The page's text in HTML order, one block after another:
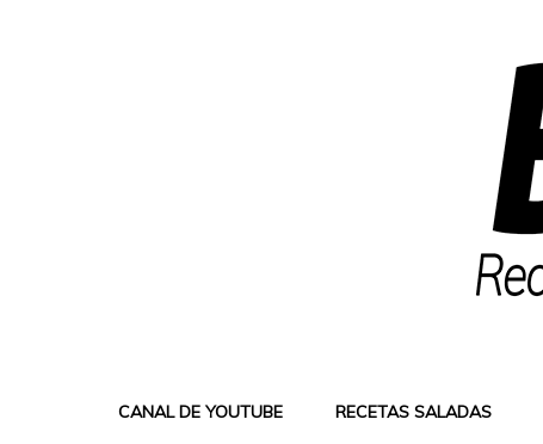
CANAL DE YOUTUBE RECETAS SALADAS